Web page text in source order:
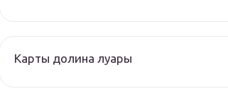
Карты долина луары